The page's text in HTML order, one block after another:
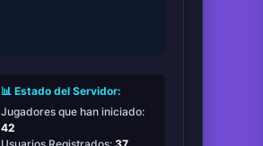
📊 Estado del Servidor:
Jugadores que han iniciado:
42